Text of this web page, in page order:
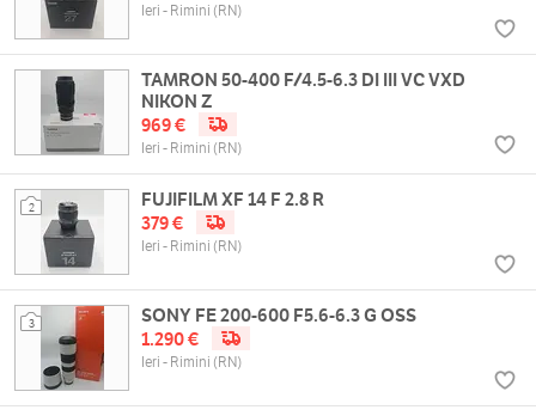
Ieri - Rimini (RN)
TAMRON 50-400 F/4.5-6.3 DI III VC VXD
NIKON Z
969 €
Ieri - Rimini (RN)
2
FUJIFILM XF 14 F 2.8 R
379 €
Ieri - Rimini (RN)
3
SONY FE 200-600 F5.6-6.3 G OSS
1.290 €
Ieri - Rimini (RN)